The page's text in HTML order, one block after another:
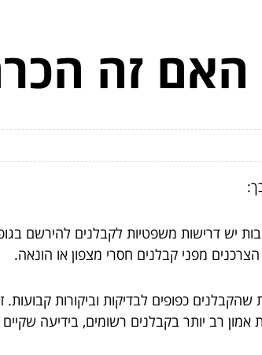
האם זה
יש דרישות משפטיות לקבלנים להירשם
מפני קבלנים חסרי מצפון או הונאה.
שהקבלנים כפופים לבדיקות וביקורות
אמון רב יותר בקבלנים רשומים, בידיעה